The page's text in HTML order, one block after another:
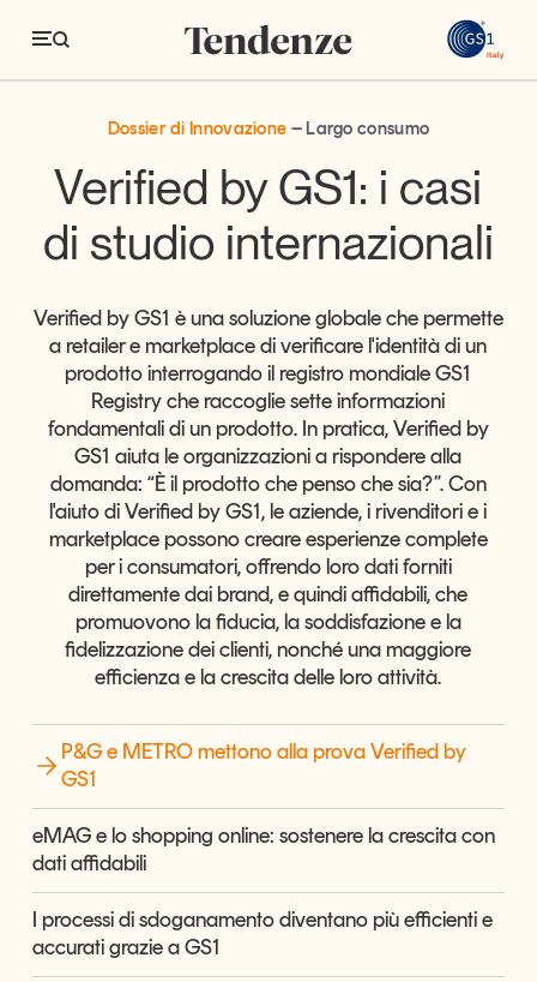
Tendenze
P&G e METRO mettono alla prova Verified
P&G e METRO mettono alla prova Verified by GS1
Economia e consumi
Logistica
Retail e brand
Sostenibilità
Grandi temi
Magazine
Articoli
Opinioni
Dossier
Il Numero
Comunicati stampa
Video
Studi e ricerche
Tutti gli studi e le ricerche
Eventi e formazione
Tutti gli appuntamenti
Dossier di Innovazione Largo consumo
Verified by GS1: i casi
di studio internazionali
Verified by GS1 è una soluzione globale che permette
a retailer e marketplace di verificare l'identità di un
prodotto interrogando il registro mondiale GS1
Registry che raccoglie sette informazioni
fondamentali di un prodotto. In pratica, Verified by
GS1 aiuta le organizzazioni a rispondere alla
domanda: “È il prodotto che penso che sia?”. Con
l'aiuto di Verified by GS1, le aziende, i rivenditori e i
marketplace possono creare esperienze complete
per i consumatori, offrendo loro dati forniti
direttamente dai brand, e quindi affidabili, che
promuovono la fiducia, la soddisfazione e la
fidelizzazione dei clienti, nonché una maggiore
efficienza e la crescita delle loro attività.
P&G e METRO mettono alla prova Verified by
GS1
eMAG e lo shopping online: sostenere la crescita con
dati affidabili
I processi di sdoganamento diventano più efficienti e
accurati grazie a GS1